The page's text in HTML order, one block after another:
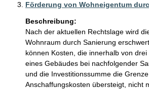
Förderung von Wohneigentum
Beschreibung:
Nach der aktuellen Rechtslage wird
Wohnraum durch Sanierung
können Kosten, die innerhalb von
eines Gebäudes bei nachfolgender
und die Investitionssumme die
Anschaffungskosten übersteigt, nicht